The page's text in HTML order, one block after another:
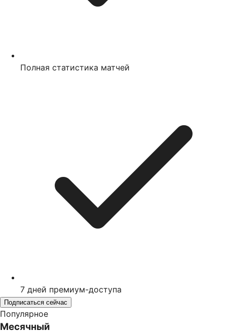
Полная статистика матчей
7 дней премиум-доступа
Подписаться сейчас
Популярное
Месячный